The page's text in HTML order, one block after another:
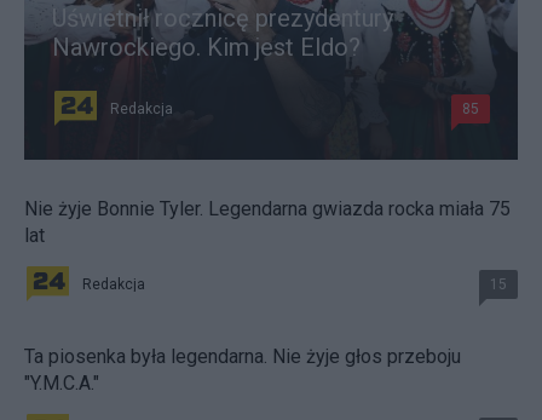
Uświetnił rocznicę prezydentury
Nawrockiego. Kim jest Eldo?
Redakcja 85
Nie żyje Bonnie Tyler. Legendarna gwiazda rocka miała 75
lat
Redakcja 15
Ta piosenka była legendarna. Nie żyje głos przeboju
"Y.M.C.A."